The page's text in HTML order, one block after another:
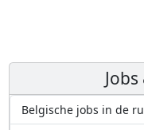
Belgische jobs in de